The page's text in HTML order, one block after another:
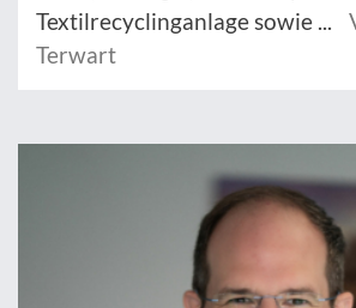
Textilrecyclinganlage sowie ...
Terwart